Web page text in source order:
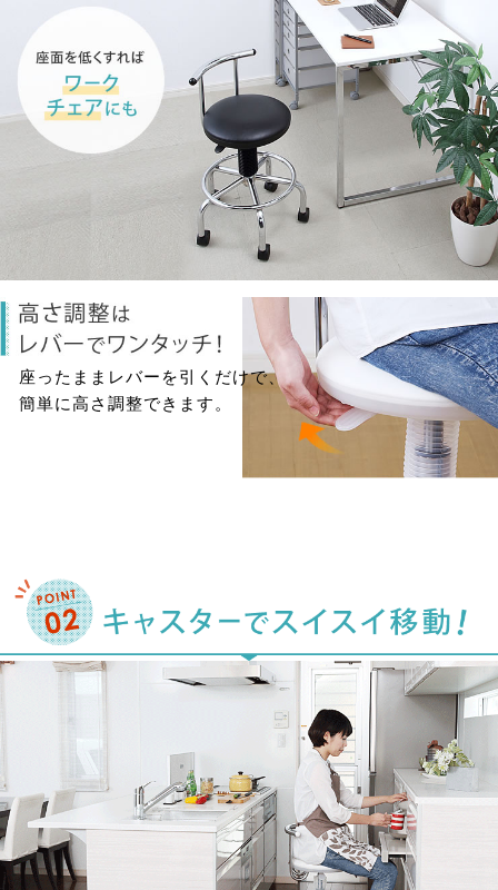
座ったままレバーを引くだけで、
簡単に高さ調整できます。